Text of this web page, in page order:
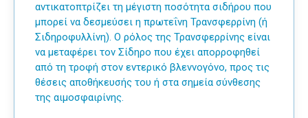
αντικατοπτρίζει τη μέγιστη ποσότητα σιδήρου που
μπορεί να δεσμεύσει η πρωτεΐνη Τρανσφερρίνη (ή
Σιδηροφυλλίνη). Ο ρόλος της Τρανσφερρίνης είναι
να μεταφέρει τον Σίδηρο που έχει απορροφηθεί
από τη τροφή στον εντερικό βλεννογόνο, προς τις
θέσεις αποθήκευσής του ή στα σημεία σύνθεσης
της αιμοσφαιρίνης.